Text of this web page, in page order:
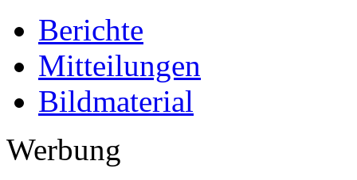
Berichte
Mitteilungen
Bildmaterial
Werbung